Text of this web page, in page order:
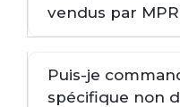
vendus par
Puis-je
spécifique non